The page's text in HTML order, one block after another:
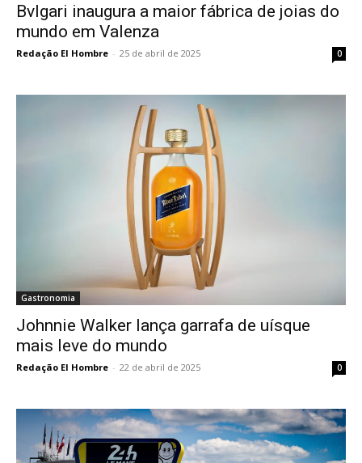
Bvlgari inaugura a maior fábrica de joias do
mundo em Valenza
Redação El Hombre - 25 de abril de 2025 0
Gastronomia
Johnnie Walker lança garrafa de uísque
mais leve do mundo
Redação El Hombre - 22 de abril de 2025 0